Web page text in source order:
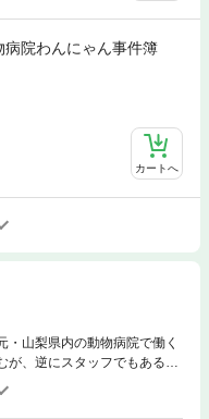
院わんにゃん事件簿
カートへ
・山梨県内の動物病院で働く
が、逆にスタッフでもある獣
ることのほうが多い。地元の
のもとに、今日も新しいペッ